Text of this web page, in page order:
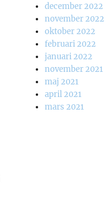
december 2022
november 2022
oktober 2022
februari 2022
januari 2022
november 2021
maj 2021
april 2021
mars 2021